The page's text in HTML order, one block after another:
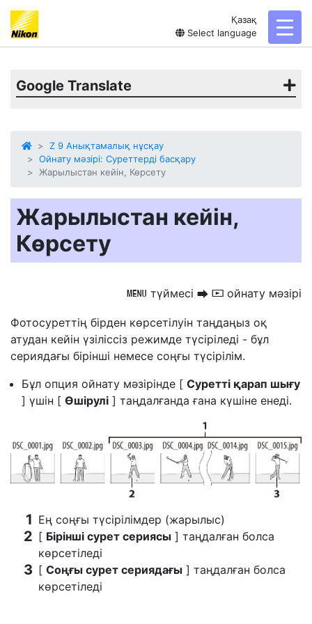
Қазақ
Select language
Google Translate
Z 9 Анықтамалық нұсқау
Ойнату мәзірі: Суреттерді басқару
Жарылыстан кейін, Көрсету
Жарылыстан кейін,
Көрсету
G түймесі U D ойнату мәзірі
Фотосуреттің бірден көрсетілуін таңдаңыз оқ
атудан кейін үзіліссіз режимде түсіріледі - бұл
сериядағы бірінші немесе соңғы түсірілім.
Бұл опция ойнату мәзірінде [ Суретті қарап шығу
] үшін [ Өшірулі ] таңдалғанда ғана күшіне енеді.
Ең соңғы түсірілімдер (жарылыс)
[ Бірінші сурет сериясы ] таңдалған болса
көрсетіледі
[ Соңғы сурет сериядағы ] таңдалған болса
көрсетіледі